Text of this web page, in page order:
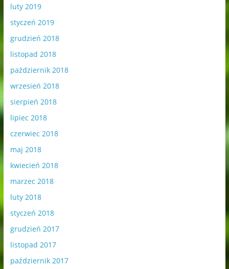
luty 2019
styczeń 2019
grudzień 2018
listopad 2018
październik 2018
wrzesień 2018
sierpień 2018
lipiec 2018
czerwiec 2018
maj 2018
kwiecień 2018
marzec 2018
luty 2018
styczeń 2018
grudzień 2017
listopad 2017
październik 2017